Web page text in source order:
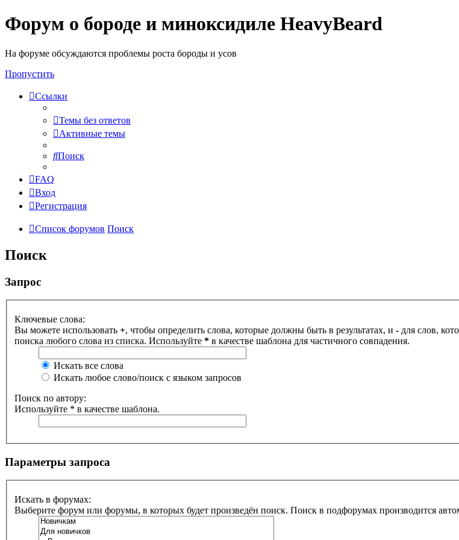
Форум о бороде и миноксидиле HeavyBeard
На форуме обсуждаются проблемы роста бороды и усов
Пропустить
Ссылки
Темы без ответов
Активные темы
Поиск
FAQ
Вход
Регистрация
Список форумов Поиск
Поиск
Запрос
Ключевые слова:
Вы можете использовать +, чтобы определить слова, которые должны быть в результатах, и - для слов,
поиска любого слова из списка. Используйте * в качестве шаблона для частичного совпадения.
Искать все слова
Искать любое слово/поиск с языком запросов
Поиск по автору:
Используйте * в качестве шаблона.
Параметры запроса
Искать в форумах:
Выберите форум или форумы, в которых будет произведён поиск. Поиск в подфорумах производится